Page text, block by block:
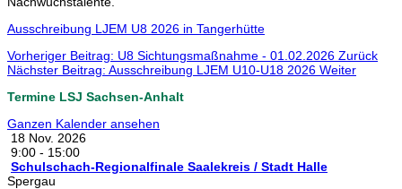
Ausschreibung LJEM U8 2026 in Tangerhütte
Vorheriger Beitrag: U8 Sichtungsmaßnahme - 01.02.2026 Zurück
Nächster Beitrag: Ausschreibung LJEM U10-U18 2026 Weiter
Termine LSJ Sachsen-Anhalt
Ganzen Kalender ansehen
18 Nov. 2026
9:00 - 15:00
Schulschach-Regionalfinale Saalekreis / Stadt Halle
Spergau